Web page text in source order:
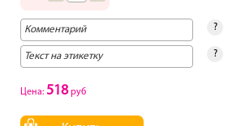
?
?
Цена: 518руб